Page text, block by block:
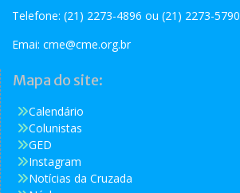
Telefone: (21) 2273-4896 ou (21) 2273-5790
Emai: cme@cme.org.br
Mapa do site:
Calendário
Colunistas
GED
Instagram
Notícias da Cruzada